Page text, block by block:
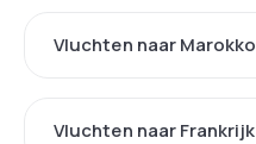
Vluchten naar Marokko
Vluchten naar Frankrijk